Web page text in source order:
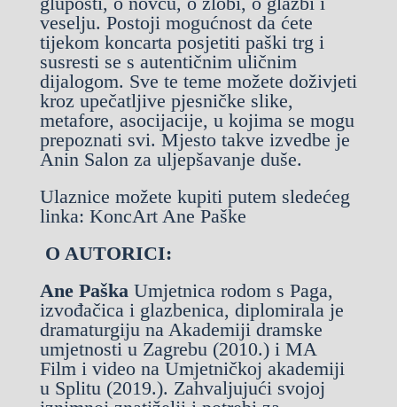
veselju. Postoji mogućnost da ćete
tijekom koncarta posjetiti paški trg i
susresti se s autentičnim uličnim
dijalogom. Sve te teme možete doživjeti
kroz upečatljive pjesničke slike,
metafore, asocijacije, u kojima se mogu
prepoznati svi. Mjesto takve izvedbe je
Anin Salon za uljepšavanje duše.
Ulaznice možete kupiti putem sledećeg
linka: KoncArt Ane Paške
O AUTORICI:
Ane PaškaUmjetnica rodom s Paga,
izvođačica i glazbenica, diplomirala je
dramaturgiju na Akademiji dramske
umjetnosti u Zagrebu (2010.) i MA
Film i video na Umjetničkoj akademiji
u Splitu (2019.). Zahvaljujući svojoj